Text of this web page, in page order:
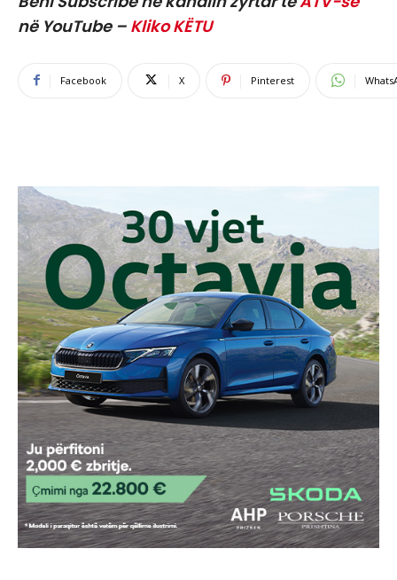
në YouTube – Kliko KËTU
Facebook X Pinterest